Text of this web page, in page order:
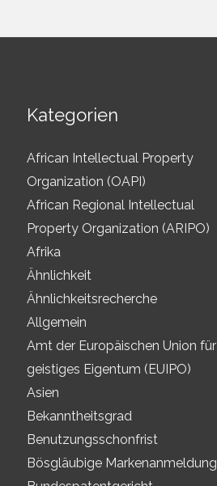
Kategorien
African Intellectual Property
Organization (OAPI)
African Regional Intellectual
Property Organization (ARIPO)
Afrika
Ähnlichkeit
Ähnlichkeitsrecherche
Allgemein
Amt der Europäischen Union für
geistiges Eigentum (EUIPO)
Asien
Bekanntheitsgrad
Benutzungsschonfrist
Bösgläubige Markenanmeldung